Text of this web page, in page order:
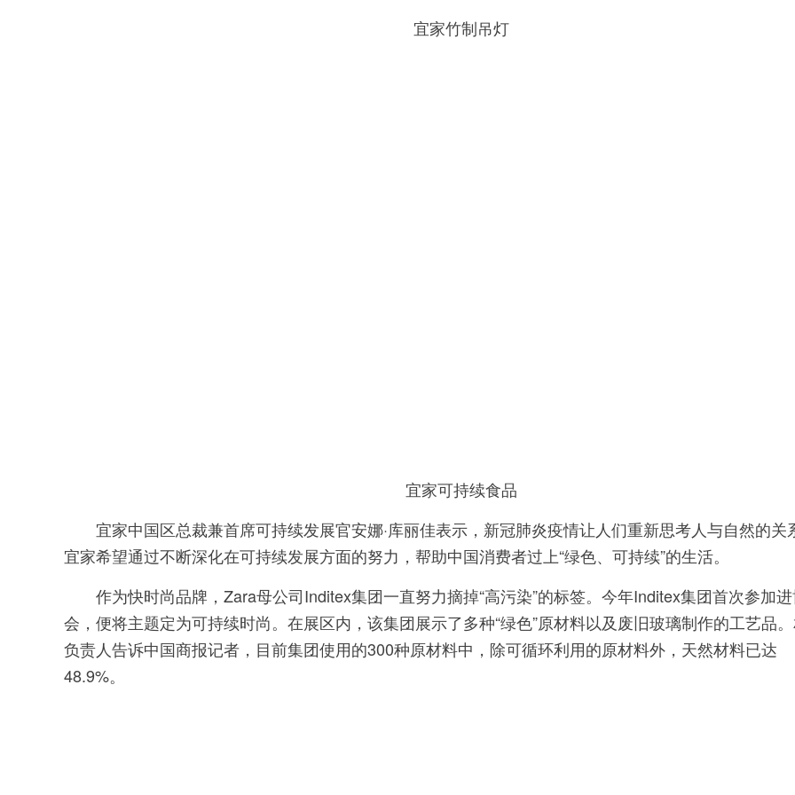
宜家竹制吊灯
宜家可持续食品
宜家中国区总裁兼首席可持续发展官安娜·库丽佳表示，新冠肺炎疫情让人们重新思考人与自然的关
宜家希望通过不断深化在可持续发展方面的努力，帮助中国消费者过上“绿色、可持续”的生活。
作为快时尚品牌，Zara母公司Inditex集团一直努力摘掉“高污染”的标签。今年Inditex集团首次参加
会，便将主题定为可持续时尚。在展区内，该集团展示了多种“绿色”原材料以及废旧玻璃制作的工艺品
负责人告诉中国商报记者，目前集团使用的300种原材料中，除可循环利用的原材料外，天然材料已达
48.9%。